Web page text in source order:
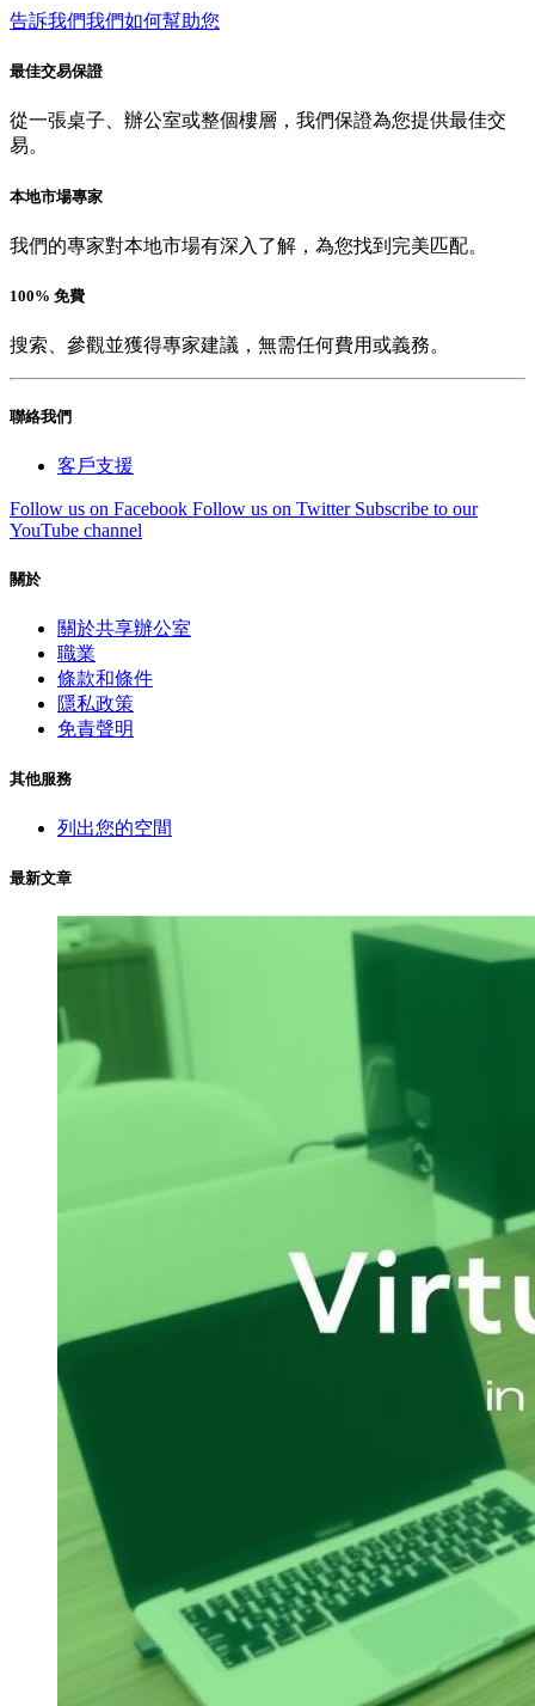
告訴我們我們如何幫助您
最佳交易保證
從一張桌子、辦公室或整個樓層，我們保證為您提供最佳交
易。
本地市場專家
我們的專家對本地市場有深入了解，為您找到完美匹配。
100% 免費
搜索、參觀並獲得專家建議，無需任何費用或義務。
聯絡我們
客戶支援
Follow us on Facebook Follow us on Twitter Subscribe to our
YouTube channel
關於
關於共享辦公室
職業
條款和條件
隱私政策
免責聲明
其他服務
列出您的空間
最新文章